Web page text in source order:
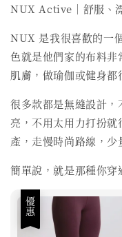
NUX Active｜舒服、
NUX 是我很喜歡的一
色就是他們家的布料
肌膚，做瑜伽或健身都
很多款都是無縫設計
亮，不用太用力打扮
產，走慢時尚路線，少
簡單說，就是那種你穿
優惠